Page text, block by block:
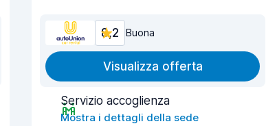
8,2 Buona
Visualizza offerta
Servizio accoglienza
Mostra i dettagli della sede